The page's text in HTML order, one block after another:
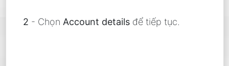
2 - ChọnAccount details để tiếp tục.